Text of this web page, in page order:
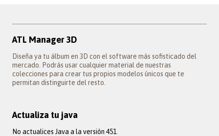
ATL Manager 3D
Diseña ya tu álbum en 3D con el software más sofisticado del
mercado. Podrás usar cualquier material de nuestras
colecciones para crear tus propios modelos únicos que te
permitan distinguirte del resto.
Actualiza tu java
No actualices Java a la versión 451.